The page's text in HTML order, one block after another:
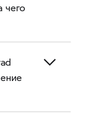
чего